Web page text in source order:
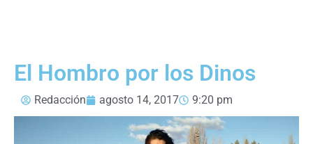
El Hombro por los Dinos
Redacción agosto 14, 2017 9:20 pm